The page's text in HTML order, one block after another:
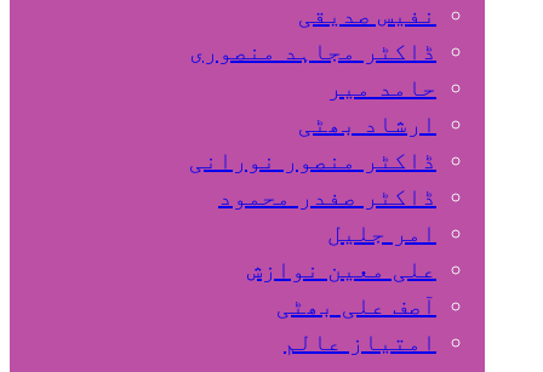
نفیس صدیقی
ڈاکٹر مجاہد منصوری
حامد میر
ارشاد بھٹی
ڈاکٹر منصور نورانی
ڈاکٹر صفدر محمود
امر جلیل
علی معین نوازش
آصف علی بھٹی
امتیاز عالم